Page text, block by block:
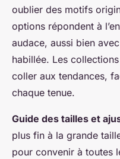
oublier des motifs
options répondent à
audace, aussi bien
habillée. Les
coller aux tendances,
chaque tenue.
Guide des tailles et
plus fin à la grande
pour convenir à toutes